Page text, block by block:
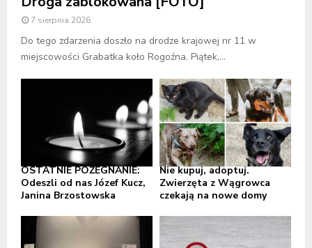
7 sierpnia 2026
Do tego zdarzenia doszło na drodze krajowej nr 11 w
miejscowości Grabatka koło Rogoźna. Piątek,...
OSTATNIE POŻEGNANIE:
Odeszli od nas Józef Kucz,
Janina Brzostowska
Nie kupuj, adoptuj.
Zwierzęta z Wągrowca
czekają na nowe domy